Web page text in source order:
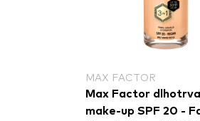
MAX FACTOR
Max Factor
make-up SPF 20 -